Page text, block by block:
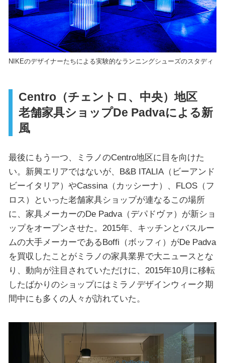
NIKEのデザイナーたちによる実験的なランニングシューズのスタディ
Centro（チェントロ、中央）地区
老舗家具ショップDe Padvaによる新
風
最後にもう一つ、ミラノのCentro地区に目を向けた
い。新興エリアではないが、B&B ITALIA（ビーアンド
ビーイタリア）やCassina（カッシーナ）、FLOS（フ
ロス）といった老舗家具ショップが連なるこの場所
に、家具メーカーのDe Padva（デパドヴァ）が新ショ
ップをオープンさせた。2015年、キッチンとバスルー
ムの大手メーカーであるBoffi（ボッフィ）がDe Padva
を買収したことがミラノの家具業界で大ニュースとな
り、動向が注目されていただけに、2015年10月に移転
したばかりのショップにはミラノデザインウィーク期
間中にも多くの人々が訪れていた。